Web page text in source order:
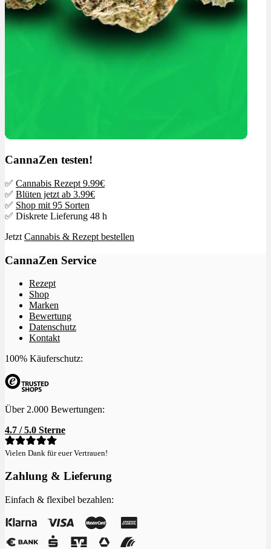
CannaZen testen!
✅ Cannabis Rezept 9.99€
✅ Blüten jetzt ab 3.99€
✅ Shop mit 95 Sorten
✅ Diskrete Lieferung 48 h
Jetzt Cannabis & Rezept bestellen
CannaZen Service
Rezept
Shop
Marken
Bewertung
Datenschutz
Kontakt
100% Käuferschutz:
Über 2.000 Bewertungen:
4.7 / 5.0 Sterne
Vielen Dank für euer Vertrauen!
Zahlung & Lieferung
Einfach & flexibel bezahlen: